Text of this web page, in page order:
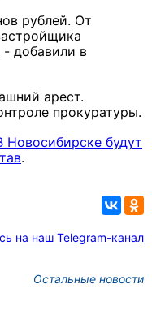
рублей. От
добавили в
арест.
прокуратуры.
Новосибирске будут
.
на наш Telegram-канал
Остальные новости